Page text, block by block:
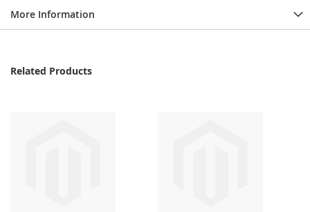
More Information
Related Products